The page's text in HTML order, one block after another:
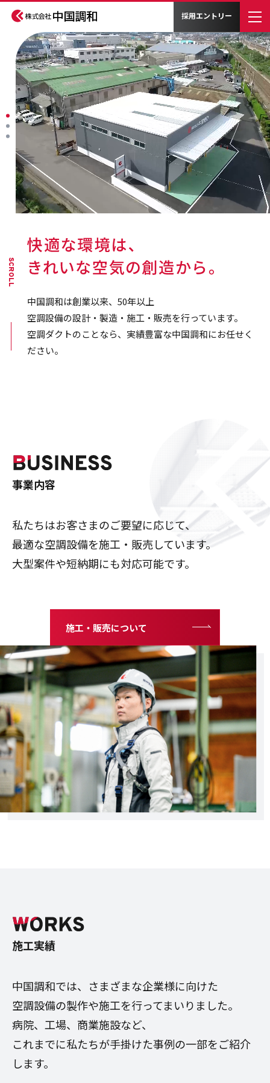
施工・販売
会社情報
施工実績
採用情報
協力会社募集
採用エントリー
中国調和は創業以来、50年以上
空調設備の設計・製造・施工・販売を行っています。
空調ダクトのことなら、実績豊富な中国調和にお任せく
ださい。
SCROLL
事業内容
私たちはお客さまのご要望に応じて、
最適な空調設備を施工・販売しています。
大型案件や短納期にも対応可能です。
施工・販売について
施工実績
中国調和では、さまざまな企業様に向けた
空調設備の製作や施工を行ってまいりました。
病院、工場、商業施設など、
これまでに私たちが手掛けた事例の一部をご紹介
します。